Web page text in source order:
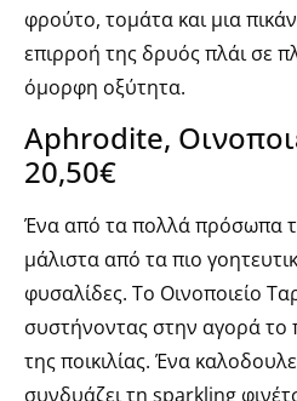
φρούτο, τομάτα και μια
επιρροή της δρυός πλάι σε
όμορφη οξύτητα.
Aphrodite,
20,50€
Ένα από τα πολλά πρόσωπα
μάλιστα από τα πιο
φυσαλίδες. Το Οινοποιείο
συστήνοντας στην αγορά
της ποικιλίας. Ένα
συνδυάζει τη sparkling